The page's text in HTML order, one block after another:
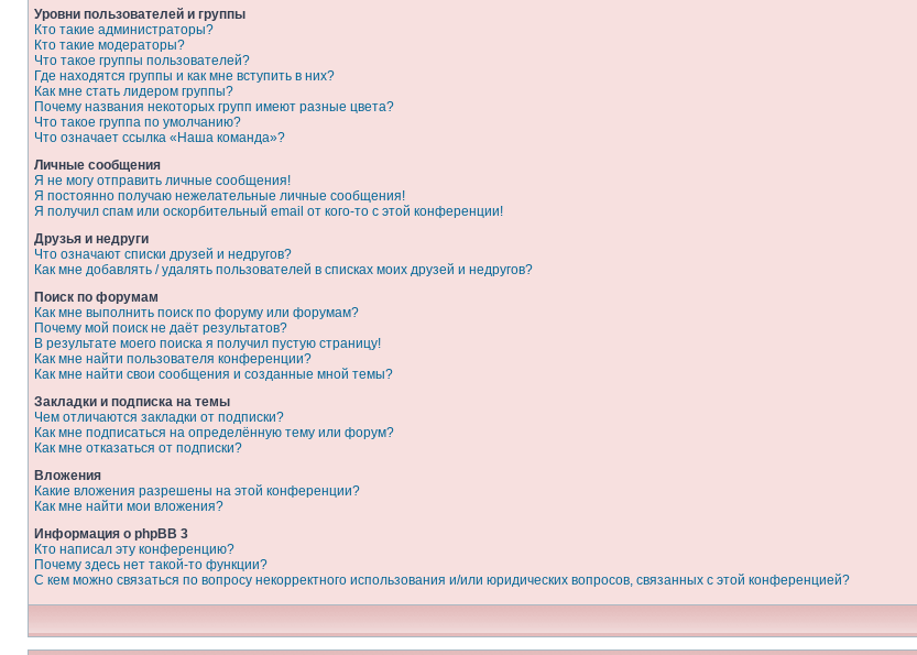
Уровни пользователей и группы
Кто такие администраторы?
Кто такие модераторы?
Что такое группы пользователей?
Где находятся группы и как мне вступить в них?
Как мне стать лидером группы?
Почему названия некоторых групп имеют разные цвета?
Что такое группа по умолчанию?
Что означает ссылка «Наша команда»?
Личные сообщения
Я не могу отправить личные сообщения!
Я постоянно получаю нежелательные личные сообщения!
Я получил спам или оскорбительный email от кого-то с этой конференции!
Друзья и недруги
Что означают списки друзей и недругов?
Как мне добавлять / удалять пользователей в списках моих друзей и недругов?
Поиск по форумам
Как мне выполнить поиск по форуму или форумам?
Почему мой поиск не даёт результатов?
В результате моего поиска я получил пустую страницу!
Как мне найти пользователя конференции?
Как мне найти свои сообщения и созданные мной темы?
Закладки и подписка на темы
Чем отличаются закладки от подписки?
Как мне подписаться на определённую тему или форум?
Как мне отказаться от подписки?
Вложения
Какие вложения разрешены на этой конференции?
Как мне найти мои вложения?
Информация о phpBB 3
Кто написал эту конференцию?
Почему здесь нет такой-то функции?
С кем можно связаться по вопросу некорректного использования и/или юридических вопросов, связанных с этой конференцией?